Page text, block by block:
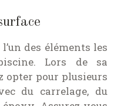
des éléments les
Lors de sa
opter pour plusieurs
du carrelage, du